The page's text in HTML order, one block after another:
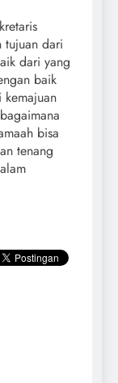
tujuan dari
dari yang
baik
bisa
tenang